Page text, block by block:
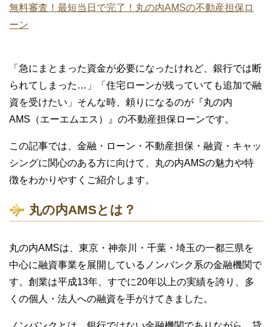
無料審査！最短当日で完了！丸の内AMSの不動産担保ロ
ーン
「急にまとまった資金が必要になったけれど、銀行では断
られてしまった…」「住宅ローンが残っていても追加で融
資を受けたい」そんな時、頼りになるのが『丸の内
AMS（エーエムエス）』の不動産担保ローンです。
この記事では、金融・ローン・不動産担保・融資・キャッ
シングに関心のある方に向けて、丸の内AMSの魅力や特
徴をわかりやすくご紹介します。
丸の内AMSとは？
丸の内AMSは、東京・神奈川・千葉・埼玉の一都三県を
中心に融資事業を展開しているノンバンク系の金融機関で
す。創業は平成13年、すでに20年以上の実績を誇り、多
くの個人・法人への融資を手がけてきました。